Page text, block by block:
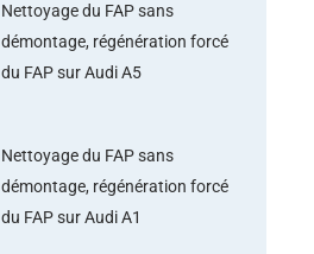
Nettoyage du FAP sans
démontage, régénération forcé
du FAP sur Audi A5
Nettoyage du FAP sans
démontage, régénération forcé
du FAP sur Audi A1